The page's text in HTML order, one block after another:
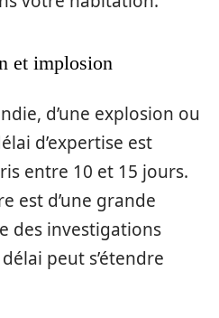
et implosion
d’une explosion ou
d’expertise est
entre 10 et 15 jours.
est d’une grande
des investigations
peut s’étendre